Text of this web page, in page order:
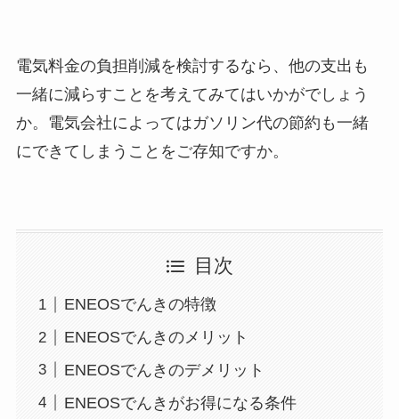
電気料金の負担削減を検討するなら、他の支出も
一緒に減らすことを考えてみてはいかがでしょう
か。電気会社によってはガソリン代の節約も一緒
にできてしまうことをご存知ですか。
目次
ENEOSでんきの特徴
ENEOSでんきのメリット
ENEOSでんきのデメリット
ENEOSでんきがお得になる条件